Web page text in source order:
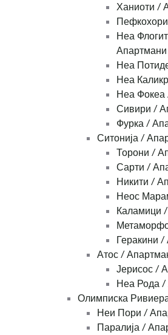
Ханиоти /
Неа
Апартмани
Неа
Неа
Неа Фокеа
Сивири /
Фурка /
Ситонија /
Торони /
Сарти /
Никити /
Неос
Каламици
Геракини
Атос /
Јерисос /
Неа Рода /
Олимписка
Неи Пори /
Паралија /